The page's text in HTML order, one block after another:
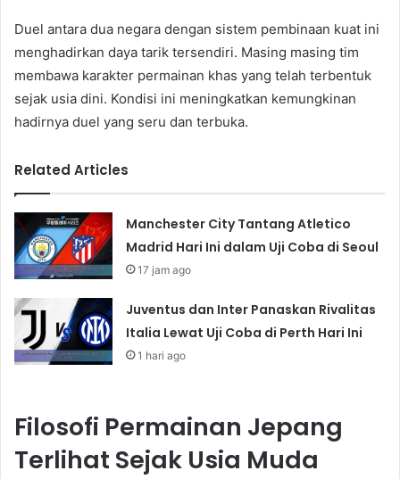
Duel antara dua negara dengan sistem pembinaan kuat ini
menghadirkan daya tarik tersendiri. Masing masing tim
membawa karakter permainan khas yang telah terbentuk
sejak usia dini. Kondisi ini meningkatkan kemungkinan
hadirnya duel yang seru dan terbuka.
Related Articles
Manchester City Tantang Atletico
Madrid Hari Ini dalam Uji Coba di Seoul
17 jam ago
Juventus dan Inter Panaskan Rivalitas
Italia Lewat Uji Coba di Perth Hari Ini
1 hari ago
Filosofi Permainan Jepang
Terlihat Sejak Usia Muda